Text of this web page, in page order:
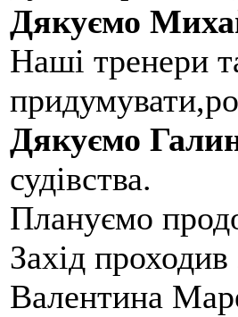
Дякуємо
Наші тренери
Дякуємо
судівства.
Плануємо
Захід
Валентина